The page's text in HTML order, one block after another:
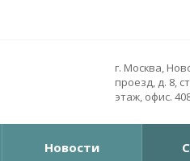
г. Москва,
проезд, д. 8,
этаж, офис.
Новости